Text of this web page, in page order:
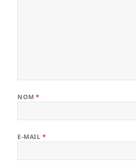
NOM*
E-MAIL *